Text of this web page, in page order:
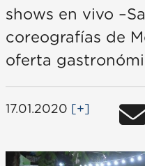
shows en vivo
coreografías de
oferta
17.01.2020 [+]